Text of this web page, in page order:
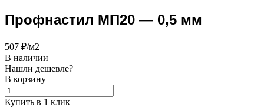
Профнастил МП20 — 0,5 мм
507 ₽/м2
В наличии
Нашли дешевле?
В корзину
Купить в 1 клик